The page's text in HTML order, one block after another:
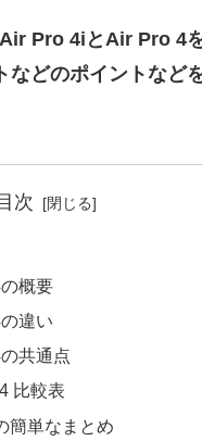
Pro 4iとAir Pro 4
どのポイントなど
次
概要
違い
共通点
比較表
簡単なまとめ